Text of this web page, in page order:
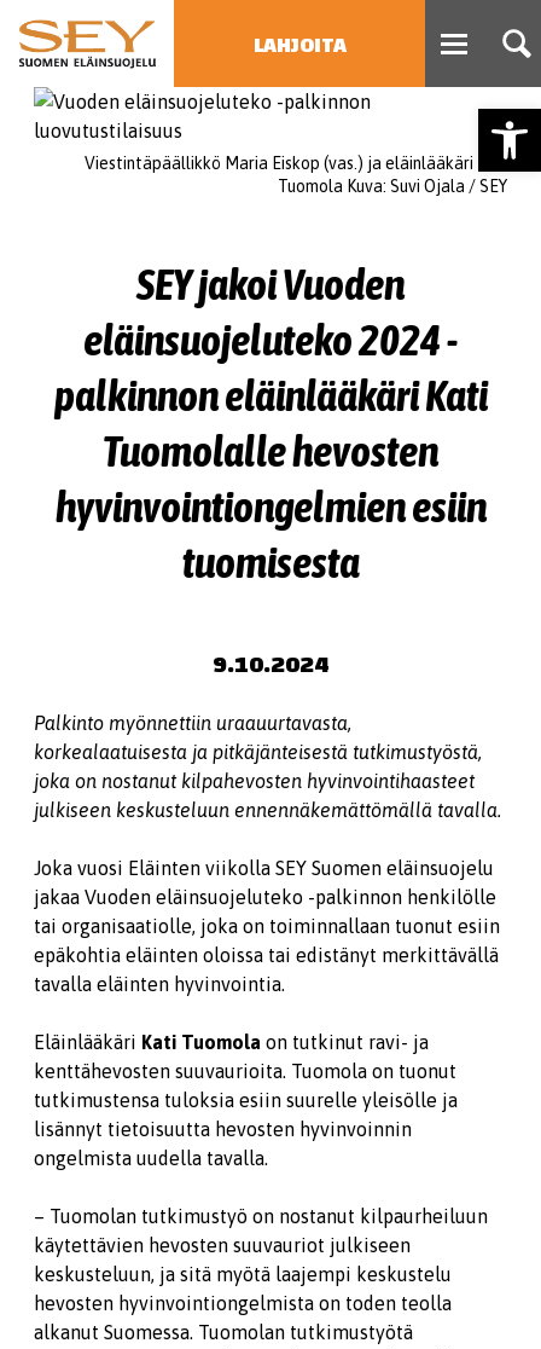
LAHJOITA
Type 2 or more characters
Viestintäpäällikkö Maria Eiskop (vas.) ja eläinlääkäri Kati
Tuomola Kuva: Suvi Ojala / SEY
SEY jakoi Vuoden
eläinsuojeluteko 2024 -
palkinnon eläinlääkäri Kati
Tuomolalle hevosten
hyvinvointiongelmien esiin
tuomisesta
9.10.2024
Palkinto myönnettiin uraauurtavasta,
korkealaatuisesta ja pitkäjänteisestä tutkimustyöstä,
joka on nostanut kilpahevosten hyvinvointihaasteet
julkiseen keskusteluun ennennäkemättömällä tavalla.
Joka vuosi Eläinten viikolla SEY Suomen eläinsuojelu
jakaa Vuoden eläinsuojeluteko -palkinnon henkilölle
tai organisaatiolle, joka on toiminnallaan tuonut esiin
epäkohtia eläinten oloissa tai edistänyt merkittävällä
tavalla eläinten hyvinvointia.
Eläinlääkäri Kati Tuomola on tutkinut ravi- ja
kenttähevosten suuvaurioita. Tuomola on tuonut
tutkimustensa tuloksia esiin suurelle yleisölle ja
lisännyt tietoisuutta hevosten hyvinvoinnin
ongelmista uudella tavalla.
– Tuomolan tutkimustyö on nostanut kilpaurheiluun
käytettävien hevosten suuvauriot julkiseen
keskusteluun, ja sitä myötä laajempi keskustelu
hevosten hyvinvointiongelmista on toden teolla
alkanut Suomessa. Tuomolan tutkimustyötä